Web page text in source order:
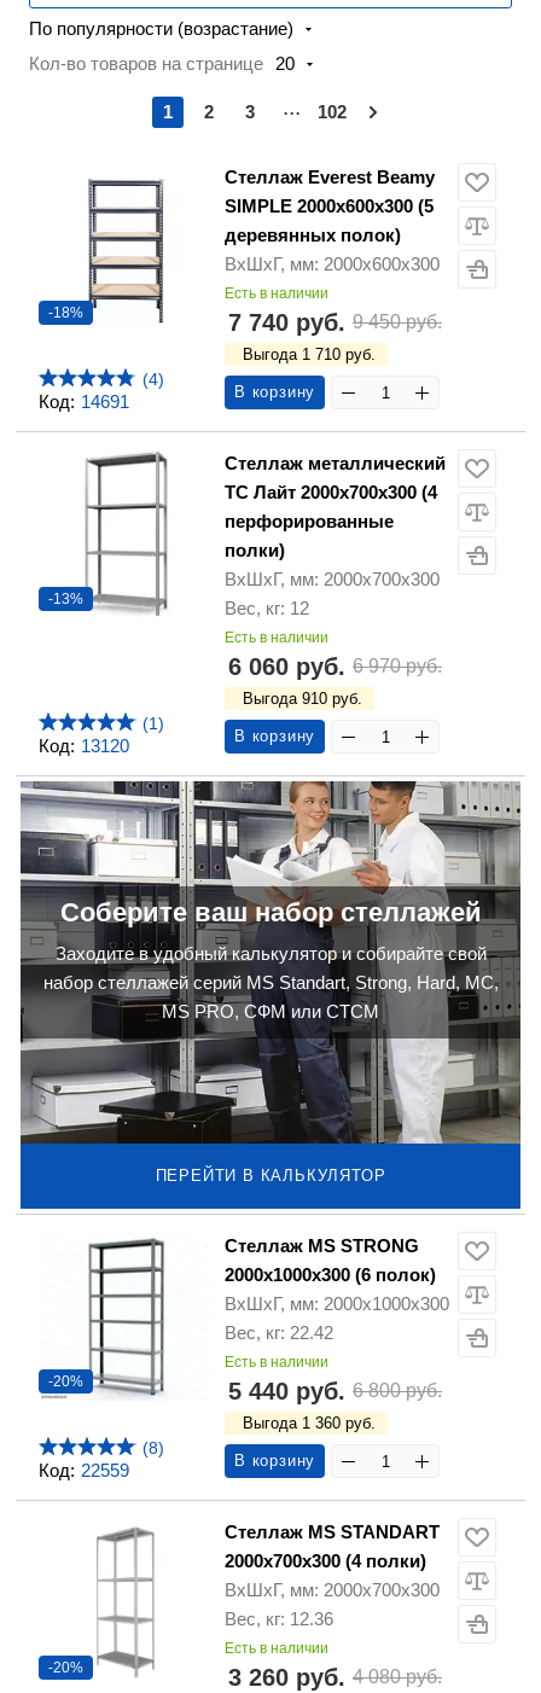
По популярности (возрастание)
Кол-во товаров на странице
20
1 2 3 ... 102
Код: 14691
-18%
(4)
Стеллаж Everest Beamy
SIMPLE 2000х600х300 (5
деревянных полок)
ВхШхГ, мм: 2000х600х300
Есть в наличии
7 740 руб. 9 450 руб.
Выгода 1 710 руб.
В корзину
Код: 13120
-13%
(1)
Стеллаж металлический
ТС Лайт 2000х700х300 (4
перфорированные
полки)
ВхШхГ, мм: 2000х700х300
Вес, кг: 12
Есть в наличии
6 060 руб. 6 970 руб.
Выгода 910 руб.
В корзину
Соберите ваш набор стеллажей
Заходите в удобный калькулятор и собирайте свой
набор стеллажей серий MS Standart, Strong, Hard, МС,
MS PRO, СФМ или СТСМ
ПЕРЕЙТИ В КАЛЬКУЛЯТОР
Код: 22559
-20%
(8)
Стеллаж MS STRONG
2000х1000х300 (6 полок)
ВхШхГ, мм: 2000х1000х300
Вес, кг: 22.42
Есть в наличии
5 440 руб. 6 800 руб.
Выгода 1 360 руб.
В корзину
-20%
Стеллаж MS STANDART
2000х700х300 (4 полки)
ВхШхГ, мм: 2000х700х300
Вес, кг: 12.36
Есть в наличии
3 260 руб. 4 080 руб.